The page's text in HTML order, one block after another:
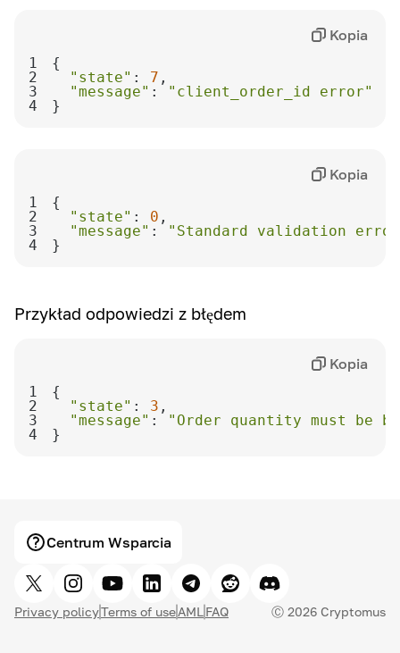
1
2
"state" : 7
3
"message" :
"client_order_id error"
4
}
Kopia
1
2
"state" : 0
3
"message" :
"Standard validation
4
}
Kopia
Przykład odpowiedzi z błędem
1
2
"state" : 3
3
"message" :
"Order quantity must be
4
}
Kopia
Centrum Wsparcia
Privacy policyTerms of useAML FAQ Ⓒ 2026 Cryptomus